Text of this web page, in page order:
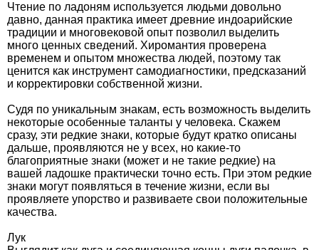
Чтение по ладоням используется людьми довольно
давно, данная практика имеет древние индоарийские
традиции и многовековой опыт позволил выделить
много ценных сведений. Хиромантия проверена
временем и опытом множества людей, поэтому так
ценится как инструмент самодиагностики, предсказаний
и корректировки собственной жизни.
Судя по уникальным знакам, есть возможность выделить
некоторые особенные таланты у человека. Скажем
сразу, эти редкие знаки, которые будут кратко описаны
дальше, проявляются не у всех, но какие-то
благоприятные знаки (может и не такие редкие) на
вашей ладошке практически точно есть. При этом редкие
знаки могут появляться в течение жизни, если вы
проявляете упорство и развиваете свои положительные
качества.
Лук